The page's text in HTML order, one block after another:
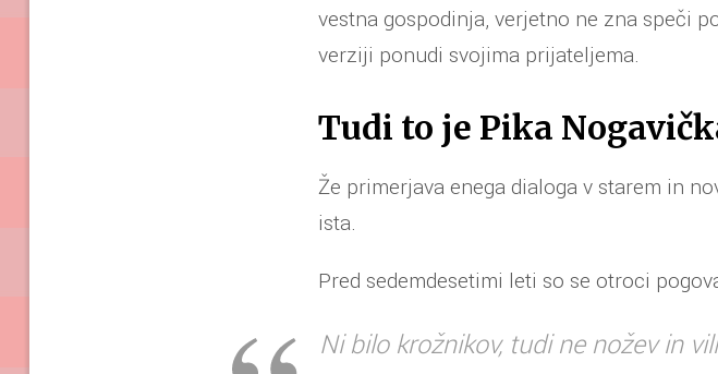
vestna gospodinja, verjetno ne zna speči
verziji ponudi svojima prijateljema.
Tudi to je Pika
Že primerjava enega dialoga v starem in
ista.
Pred sedemdesetimi leti so se otroci
Ni bilo krožnikov, tudi ne nožev in